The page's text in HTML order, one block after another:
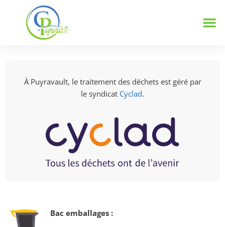
À Puyravault, le traitement des déchets est géré par
le syndicat Cyclad.
Bac emballages :